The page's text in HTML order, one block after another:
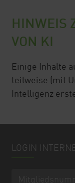
HINWEIS
VON KI
Einige Inhalte
teilweise (mit
Intelligenz
LOGIN